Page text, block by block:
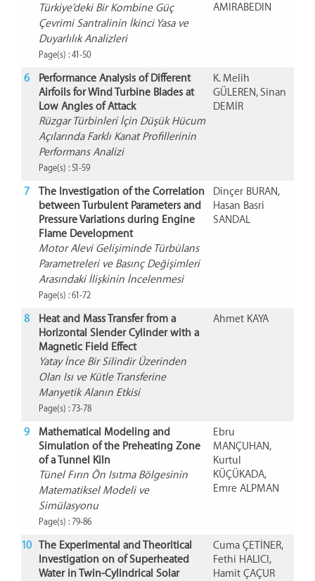
Türkiye’deki Bir Kombine Güç
Çevrimi Santralinin İkinci Yasa ve
Duyarlılık Analizleri
Page(s) : 41-50
AMIRABEDIN
6
Performance Analysis of Different
Airfoils for Wind Turbine Blades at
Low Angles of Attack
Rüzgar Türbinleri İçin Düşük Hücum
Açılarında Farklı Kanat Profillerinin
Performans Analizi
Page(s) : 51-59
K. Melih
GÜLEREN, Sinan
DEMİR
7
The Investigation of the Correlation
between Turbulent Parameters and
Pressure Variations during Engine
Flame Development
Motor Alevi Gelişiminde Türbülans
Parametreleri ve Basınç Değişimleri
Arasındaki İlişkinin İncelenmesi
Page(s) : 61-72
Dinçer BURAN,
Hasan Basri
SANDAL
8
Heat and Mass Transfer from a
Horizontal Slender Cylinder with a
Magnetic Field Effect
Yatay İnce Bir Silindir Üzerinden
Olan Isı ve Kütle Transferine
Manyetik Alanın Etkisi
Page(s) : 73-78
Ahmet KAYA
9
Mathematical Modeling and
Simulation of the Preheating Zone
of a Tunnel Kiln
Tünel Fırın Ön Isıtma Bölgesinin
Matematiksel Modeli ve
Simülasyonu
Page(s) : 79-86
Ebru
MANÇUHAN,
Kurtul
KÜÇÜKADA,
Emre ALPMAN
10 The Experimental and Theoritical
Investigation on of Superheated
Water in Twin-Cylindrical Solar
Cuma ÇETİNER,
Fethi HALICI,
Hamit ÇAÇUR